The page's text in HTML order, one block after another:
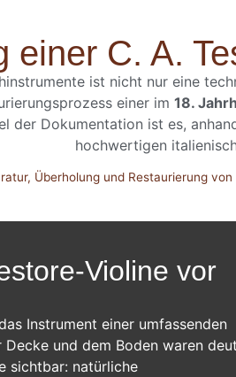
einer C. A.
ist nicht nur eine
einer im 18.
der Dokumentation ist es,
hochwertigen
Überholung und Restaurierung
Violine vor
Instrument einer umfassenden
und dem Boden waren
sichtbar: natürliche